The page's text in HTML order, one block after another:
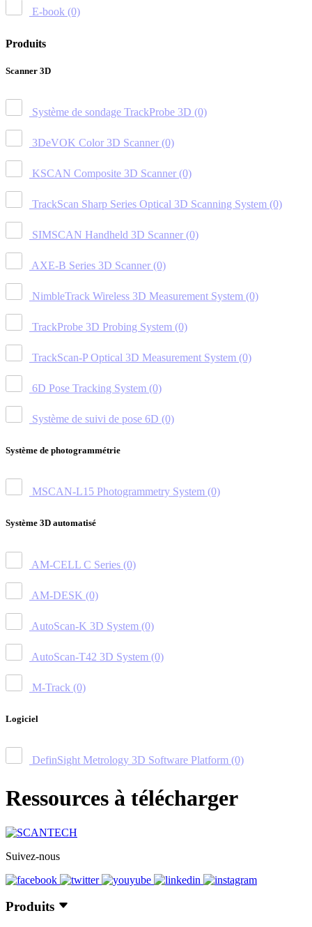
E-book (0)
Produits
Scanner 3D
Système de sondage TrackProbe 3D (0)
3DeVOK Color 3D Scanner (0)
KSCAN Composite 3D Scanner (0)
TrackScan Sharp Series Optical 3D Scanning System (0)
SIMSCAN Handheld 3D Scanner (0)
AXE-B Series 3D Scanner (0)
NimbleTrack Wireless 3D Measurement System (0)
TrackProbe 3D Probing System (0)
TrackScan-P Optical 3D Measurement System (0)
6D Pose Tracking System (0)
Système de suivi de pose 6D (0)
Système de photogrammétrie
MSCAN-L15 Photogrammetry System (0)
Système 3D automatisé
AM-CELL C Series (0)
AM-DESK (0)
AutoScan-K 3D System (0)
AutoScan-T42 3D System (0)
M-Track (0)
Logiciel
DefinSight Metrology 3D Software Platform (0)
Ressources à télécharger
Suivez-nous
Produits